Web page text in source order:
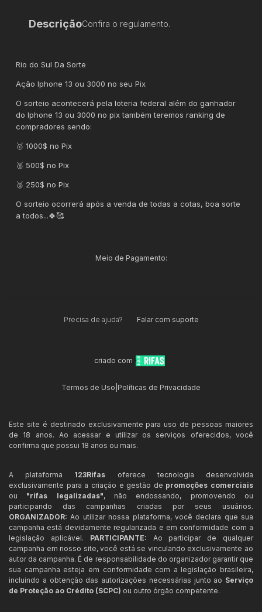
DescriçãoConfira o regulamento.
Rio do Sul Da Sorte
Ação Iphone 13 ou 3000 no seu Pix
O sorteio acontecerá pela loteria federal além do ganhador
do Iphone 13 ou 3000 no pix também teremos ranking de
compradores sendo:
🥇 1000$ no Pix
🥈 500$ no Pix
🥉 250$ no Pix
O sorteio ocorrerá após a venda de todas a cotas, boa sorte
a todos...🍀🥰
Meio de Pagamento:
Precisa de ajuda? Falar com suporte
criado com
Termos de Uso Políticas de Privacidade
Este site é destinado exclusivamente para uso de pessoas maiores
de 18 anos. Ao acessar e utilizar os serviços oferecidos, você
confirma que possui 18 anos ou mais.
A plataforma 123Rifas oferece tecnologia desenvolvida
exclusivamente para a criação e gestão de promoções comerciais
ou "rifas legalizadas", não endossando, promovendo ou
participando das campanhas criadas por seus usuários.
ORGANIZADOR: Ao utilizar nossa plataforma, você declara que sua
campanha está devidamente regularizada e em conformidade com a
legislação aplicável. PARTICIPANTE: Ao participar de qualquer
campanha em nosso site, você está se vinculando exclusivamente ao
autor da campanha. É de responsabilidade do organizador garantir que
sua campanha esteja em conformidade com a legislação brasileira,
incluindo a obtenção das autorizações necessárias junto ao Serviço
de Proteção ao Crédito (SCPC) ou outro órgão competente.